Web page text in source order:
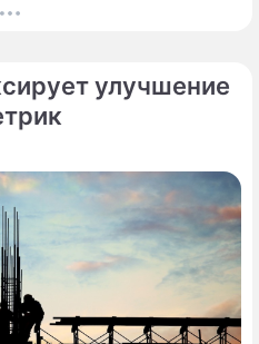
связано с
приобрели 3,6
улучшение